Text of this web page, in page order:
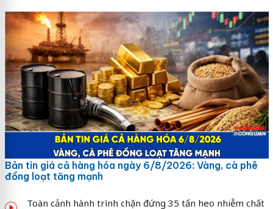
Bản tin giá cả hàng hóa ngày 6/8/2026: Vàng, cà phê
đồng loạt tăng mạnh
Toàn cảnh hành trình chặn đứng 35 tấn heo nhiễm chất